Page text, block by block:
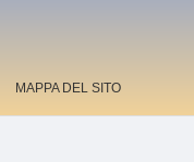
MAPPA DEL SITO